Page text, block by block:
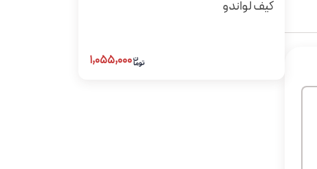
کیف لواندو